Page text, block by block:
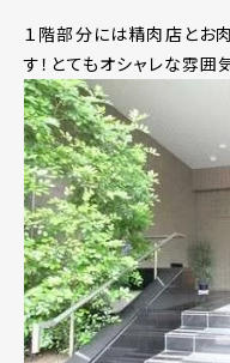
１階部分には精肉店とお
す！とてもオシャレな雰囲気